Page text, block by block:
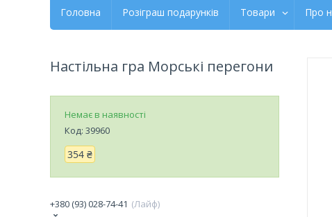
Головна Розіграш подарунків Товари Про
Настільна гра Морські перегони
Немає в наявності
Код: 39960
354 ₴
+380 (93) 028-74-41
Лайф